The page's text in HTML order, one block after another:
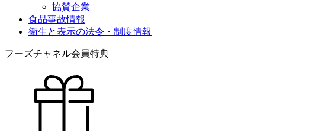
協賛企業
食品事故情報
衛生と表示の法令・制度情報
フーズチャネル会員特典